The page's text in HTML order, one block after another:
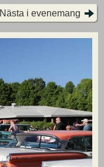
Nästa i evenemang